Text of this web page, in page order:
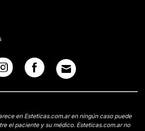
en Esteticas.com.ar en ningún caso puede
el paciente y su médico. Esteticas.com.ar no